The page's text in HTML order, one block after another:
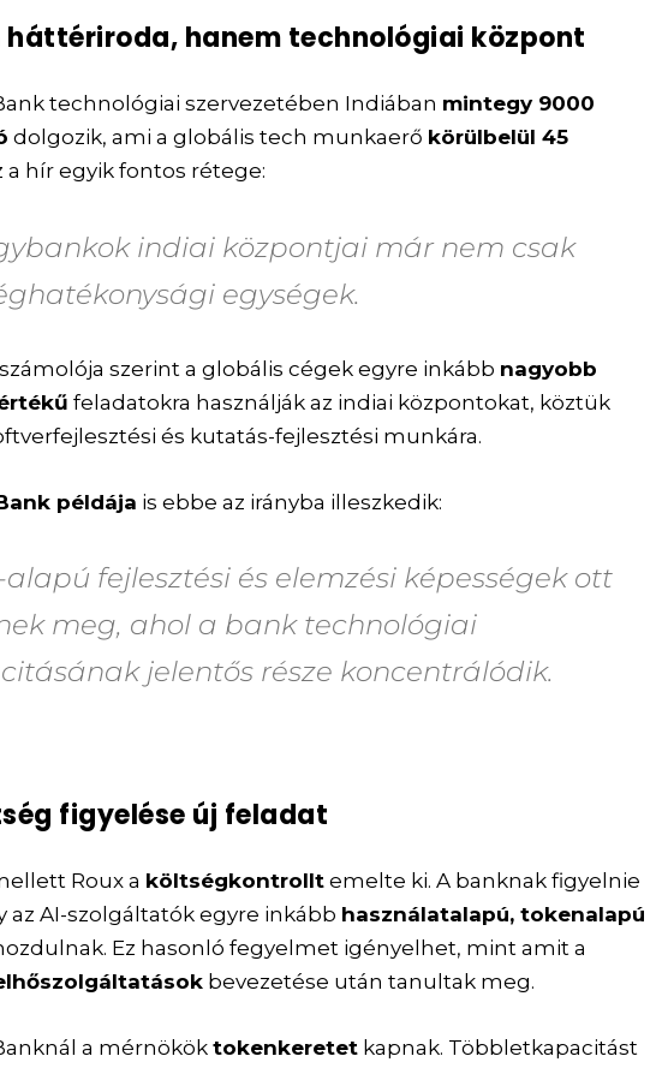
háttériroda, hanem technológiai központ
technológiai szervezetében Indiában mintegy 9000
dolgozik, ami a globális tech munkaerő körülbelül 45
a hír egyik fontos rétege:
indiai központjai már nem csak
egységek.
szerint a globális cégek egyre inkább nagyobb
feladatokra használják az indiai központokat, köztük
és kutatás-fejlesztési munkára.
példája is ebbe az irányba illeszkedik:
alapú fejlesztési és elemzési képességek ott
meg, ahol a bank technológiai
jelentős része koncentrálódik.
figyelése új feladat
Roux a költségkontrollt emelte ki. A banknak figyelnie
az AI-szolgáltatók egyre inkább használatalapú, tokenalapú
Ez hasonló fegyelmet igényelhet, mint amit a
bevezetése után tanultak meg.
a mérnököktokenkeretet kapnak. Többletkapacitást